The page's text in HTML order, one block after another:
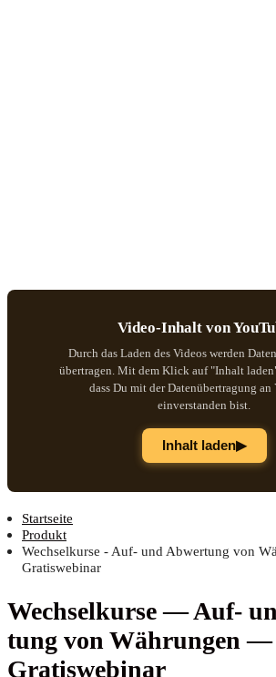
Video-Inhalt von
Durch das Laden des Videos werden
übertragen. Mit dem Klick auf "Inhalt
dass Du mit der Datenübertragung an
einverstanden bist.
Inhalt laden▶
Startseite
Produkt
Wechselkurse - Auf- und Abwertung von
Gratiswebinar
Wech­sel­kur­se — Auf-
tung von Wäh­run­gen —
Gratiswebinar